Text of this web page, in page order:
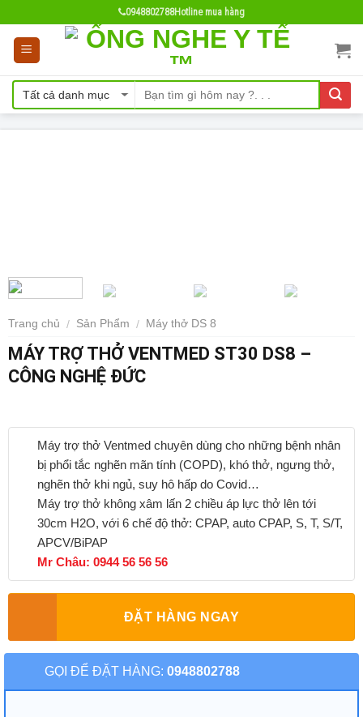
content
0948802788Hotline mua hàng
Trang chủ / Sản Phẩm / Máy thở DS 8
MÁY TRỢ THỞ VENTMED ST30 DS8 –
CÔNG NGHỆ ĐỨC
Máy trợ thở Ventmed chuyên dùng cho những bệnh nhân
bị phổi tắc nghẽn mãn tính (COPD), khó thở, ngưng thở,
nghẽn thở khi ngủ, suy hô hấp do Covid…
Máy trợ thở không xâm lấn 2 chiều áp lực thở lên tới
30cm H2O, với 6 chế độ thở: CPAP, auto CPAP, S, T, S/T,
APCV/BiPAP
Mr Châu: 0944 56 56 56
ĐẶT HÀNG NGAY
GỌI ĐỂ ĐẶT HÀNG: 0948802788